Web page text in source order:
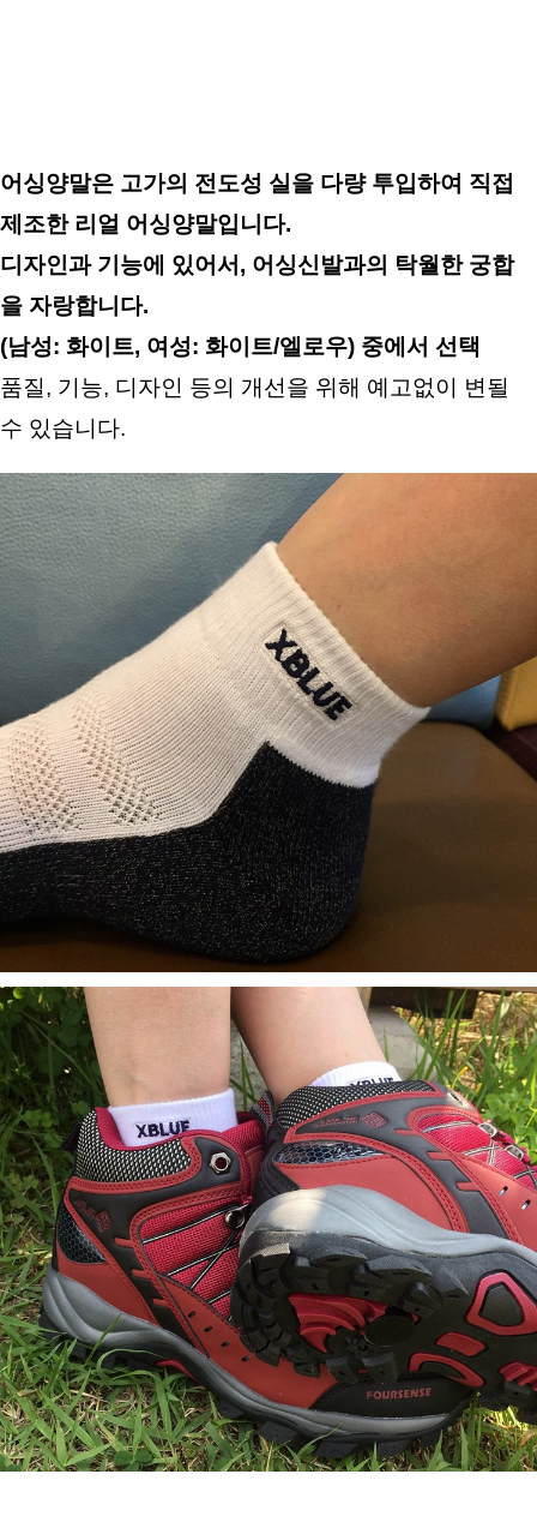
어싱양말은 고가의 전도성 실을 다량 투입하여 직접
제조한 리얼 어싱양말입니다.
디자인과 기능에 있어서, 어싱신발과의 탁월한 궁합
을 자랑합니다.
(남성: 화이트, 여성: 화이트/엘로우) 중에서 선택
품질, 기능, 디자인 등의 개선을 위해 예고없이 변될
수 있습니다.